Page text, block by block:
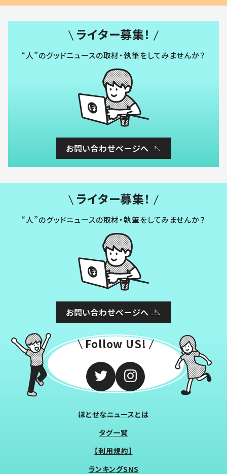
ライター募集！
“人”のグッドニュースの取材・執筆をしてみませんか？
お問い合わせページへ
ライター募集！
“人”のグッドニュースの取材・執筆をしてみませんか？
お問い合わせページへ
Follow US!
ほとせなニュースとは
タグ一覧
【利用規約】
ランキングSNS